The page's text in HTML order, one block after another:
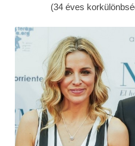
(34 éves